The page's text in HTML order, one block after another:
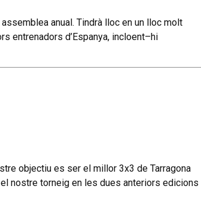
assemblea anual. Tindrà lloc en un lloc molt
entrenadors d’Espanya, incloent–hi
objectiu es ser el millor 3x3 de Tarragona
el nostre torneig en les dues anteriors edicions